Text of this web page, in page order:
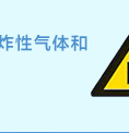
无线拉力计
压力测力仪
压力测力计